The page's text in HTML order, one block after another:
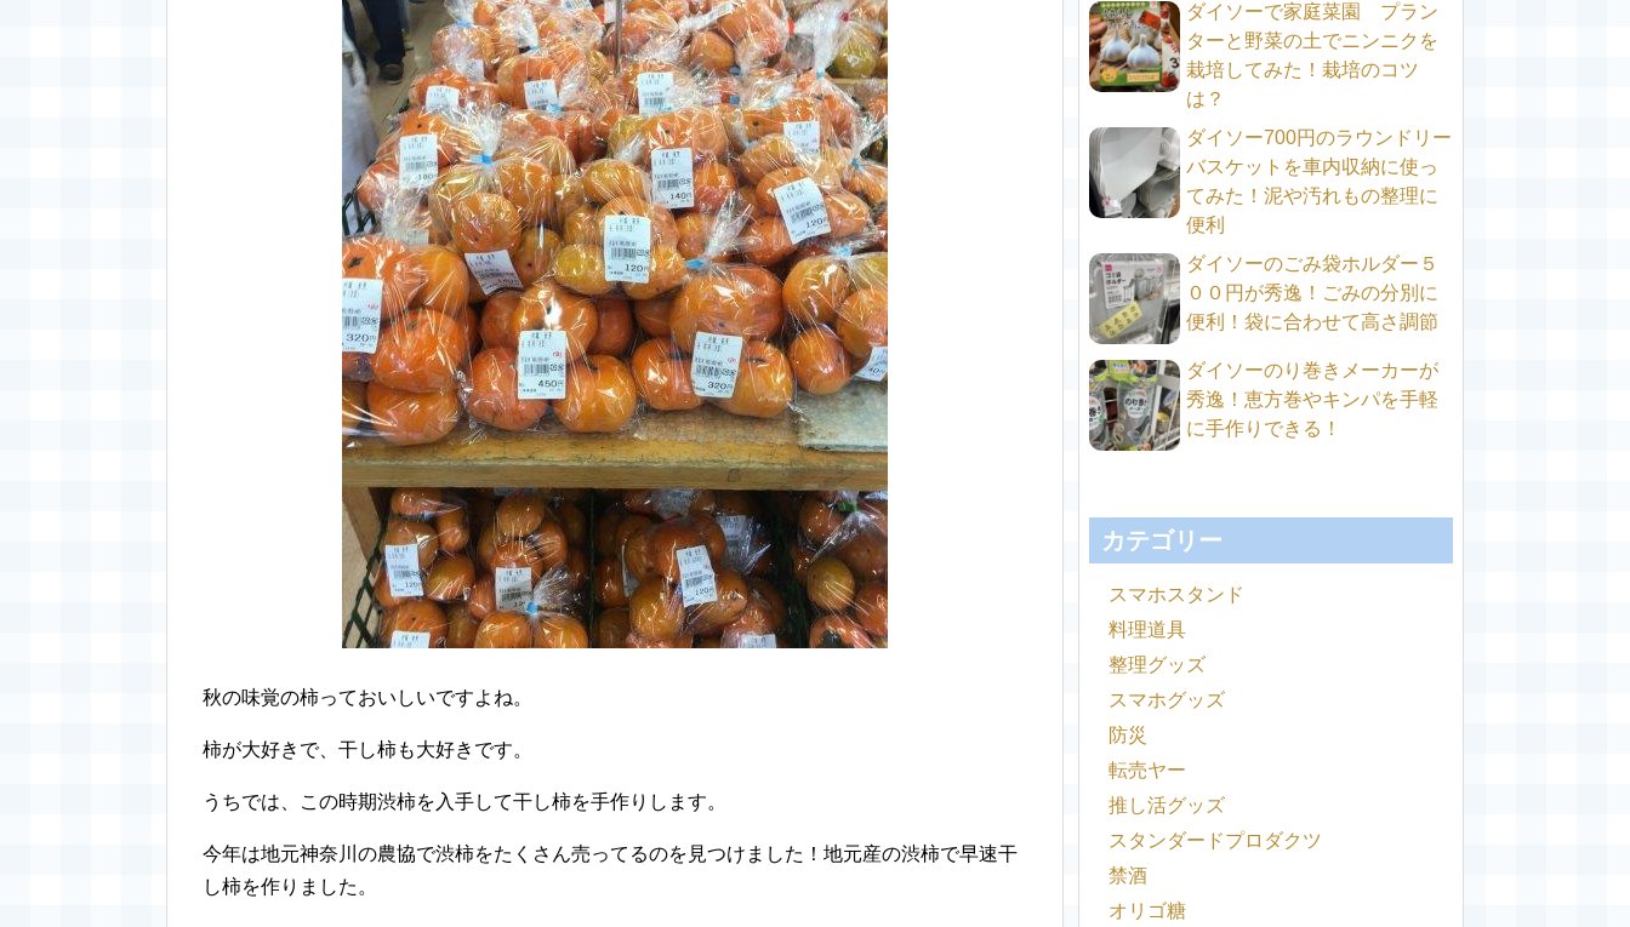
秋の味覚の柿っておいしいですよね。
柿が大好きで、干し柿も大好きです。
うちでは、この時期渋柿を入手して干し柿を手作りします。
今年は地元神奈川の農協で渋柿をたくさん売ってるのを見つけました！地元産の渋柿で早速干
し柿を作りました。
ダイソーで家庭菜園 プラン
ターと野菜の土でニンニクを
栽培してみた！栽培のコツ
は？
ダイソー700円のラウンドリー
バスケットを車内収納に使っ
てみた！泥や汚れもの整理に
便利
ダイソーのごみ袋ホルダー５
００円が秀逸！ごみの分別に
便利！袋に合わせて高さ調節
ダイソーのり巻きメーカーが
秀逸！恵方巻やキンパを手軽
に手作りできる！
カテゴリー
スマホスタンド
料理道具
整理グッズ
スマホグッズ
防災
転売ヤー
推し活グッズ
スタンダードプロダクツ
禁酒
オリゴ糖